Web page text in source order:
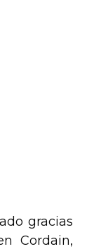
gracias
Cordain,